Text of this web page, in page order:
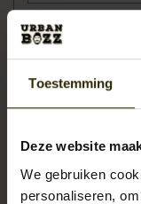
Toestemming
Deze website
We gebruiken
personaliseren,
Recente artikelen
Retro Herenhoeden
Herfst- en